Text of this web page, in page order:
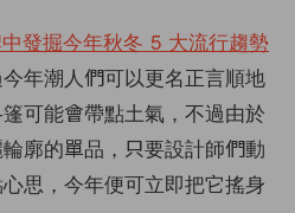
年潮人們可以更名正言順地
可能會帶點土氣，不過由於
廓的單品，只要設計師們動
思，今年便可立即把它搖身